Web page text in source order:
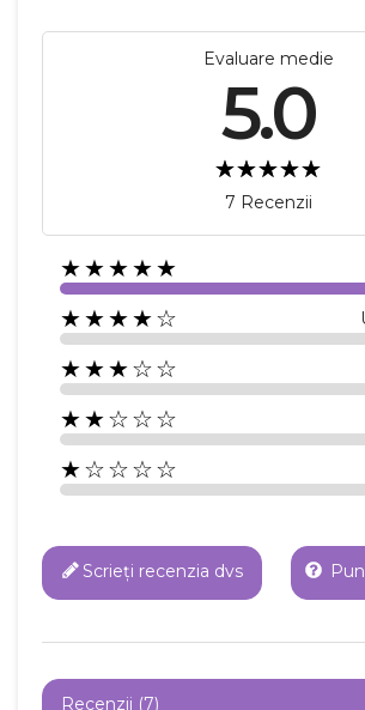
Evaluare medie
5.0
7 Recenzii
★★★★★
★★★★☆
★★★☆☆
★★☆☆☆
★☆☆☆☆
Scrieți recenzia dvs
Recenzii (7)